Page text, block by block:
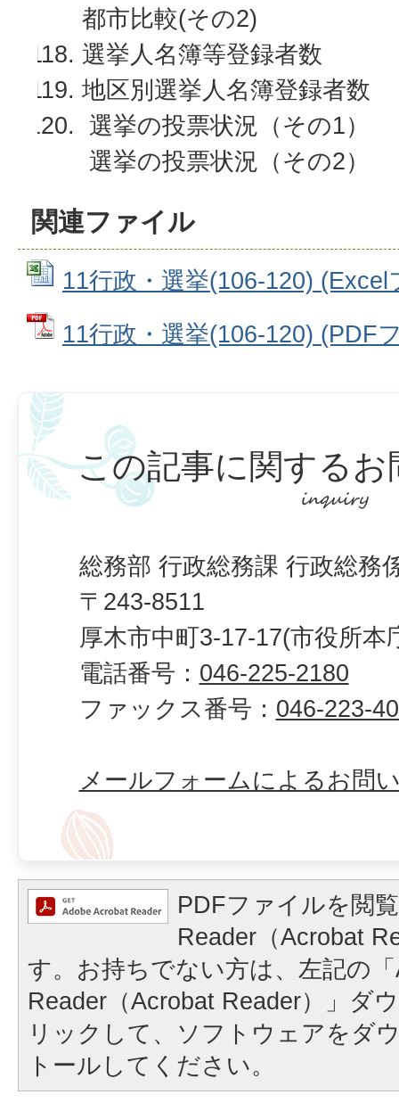
都市比較(その2)
選挙人名簿等登録者数
地区別選挙人名簿登録者数
選挙の投票状況（その1）
選挙の投票状況（その2）
関連ファイル
11行政・選挙(106-120)
11行政・選挙(106-120) (PDF
この記事に関するお
総務部 行政総務課 行政総務
〒243-8511
厚木市中町3-17-17(市役所本
電話番号： 046-225-2180
ファックス番号： 046-223-
メールフォームによるお問
PDFファイルを閲
Reader（Acrobat
す。お持ちでない方は、左記の
Reader（Acrobat Reader）」ダ
リックして、ソフトウェアをダ
トールしてください。